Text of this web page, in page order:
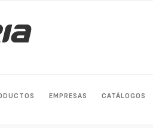
EMPRESAS CATÁLOGOS